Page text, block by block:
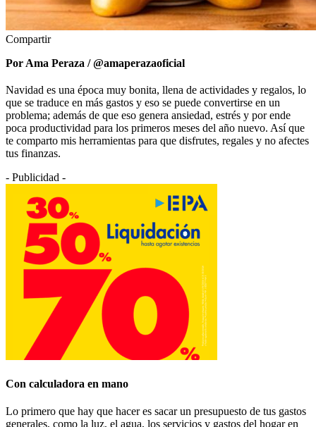
Compartir
Por Ama Peraza / @amaperazaoficial
Navidad es una época muy bonita, llena de actividades y regalos, lo
que se traduce en más gastos y eso se puede convertirse en un
problema; además de que eso genera ansiedad, estrés y por ende
poca productividad para los primeros meses del año nuevo. Así que
te comparto mis herramientas para que disfrutes, regales y no afectes
tus finanzas.
- Publicidad -
Con calculadora en mano
Lo primero que hay que hacer es sacar un presupuesto de tus gastos
generales, como la luz, el agua, los servicios y gastos del hogar en